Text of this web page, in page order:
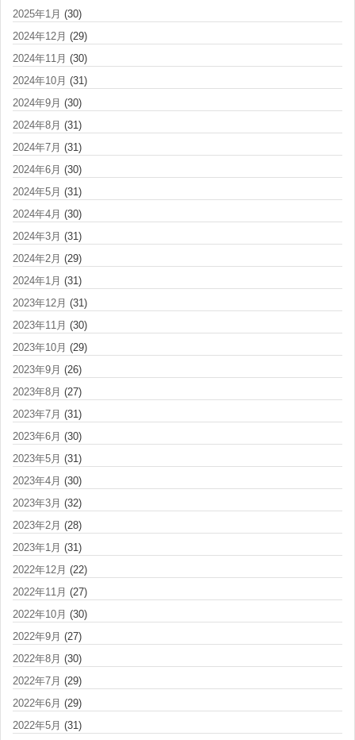
2025年1月 (30)
2024年12月 (29)
2024年11月 (30)
2024年10月 (31)
2024年9月 (30)
2024年8月 (31)
2024年7月 (31)
2024年6月 (30)
2024年5月 (31)
2024年4月 (30)
2024年3月 (31)
2024年2月 (29)
2024年1月 (31)
2023年12月 (31)
2023年11月 (30)
2023年10月 (29)
2023年9月 (26)
2023年8月 (27)
2023年7月 (31)
2023年6月 (30)
2023年5月 (31)
2023年4月 (30)
2023年3月 (32)
2023年2月 (28)
2023年1月 (31)
2022年12月 (22)
2022年11月 (27)
2022年10月 (30)
2022年9月 (27)
2022年8月 (30)
2022年7月 (29)
2022年6月 (29)
2022年5月 (31)